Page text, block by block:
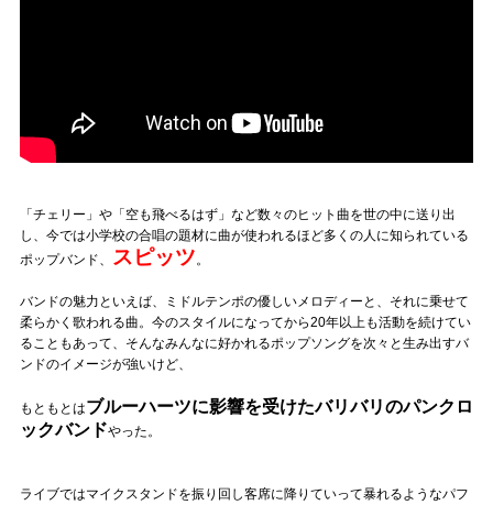
「チェリー」や「空も飛べるはず」など数々のヒット曲を世の中に送り出
し、今では小学校の合唱の題材に曲が使われるほど多くの人に知られている
ポップバンド、
スピッツ。
バンドの魅力といえば、ミドルテンポの優しいメロディーと、それに乗せて
柔らかく歌われる曲。今のスタイルになってから20年以上も活動を続けてい
ることもあって、そんなみんなに好かれるポップソングを次々と生み出すバ
ンドのイメージが強いけど、
もともとはブルーハーツに影響を受けたバリバリのパンクロ
ックバンドやった。
ライブではマイクスタンドを振り回し客席に降りていって暴れるようなパフ